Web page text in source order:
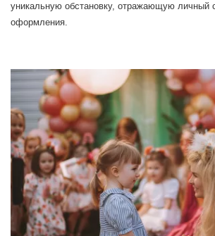
уникальную обстановку, отражающую личный
оформления.